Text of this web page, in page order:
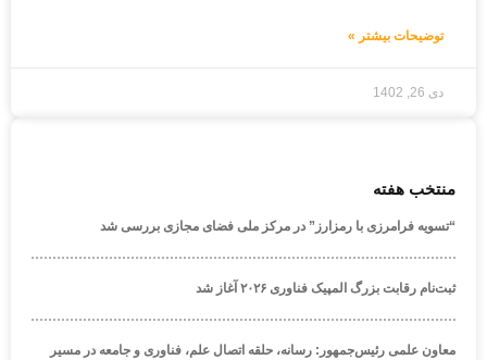
توضیحات بیشتر »
دی 26, 1402
منتخب هفته
“تسویه فرامرزی با رمزارز” در مرکز ملی فضای مجازی بررسی شد
ثبت‌نام رقابت بزرگ المپیک فناوری ۲۰۲۶ آغاز شد
معاون علمی رئیس‌جمهور: رسانه، حلقه اتصال علم، فناوری و جامعه در مسیر